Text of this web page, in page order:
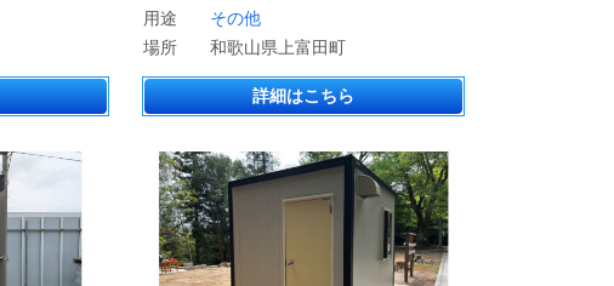
用途
その他
場所
和歌山県上富田町
詳細はこちら